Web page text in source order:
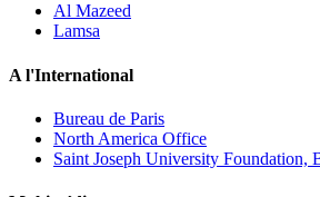
Al Mazeed
Lamsa
A l'International
Bureau de Paris
North America Office
Saint Joseph University Foundation,